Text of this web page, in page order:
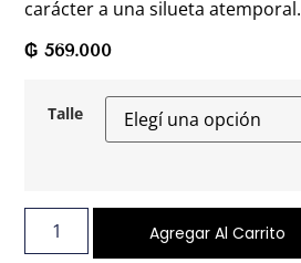
carácter a una silueta atemporal.
₲ 569.000
Talle
Agregar Al Carrito